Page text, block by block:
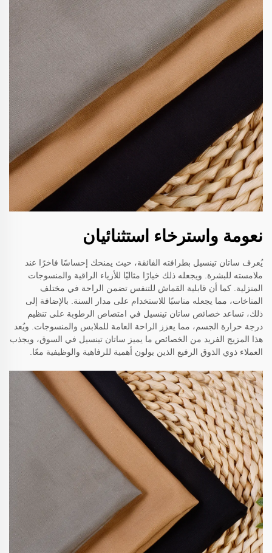
نعومة واسترخاء استثنائيان
يُعرف ساتان تينسيل بطرافته الفائقة، حيث يمنحك إحساسًا فاخرًا عند
ملامسته للبشرة. ويجعله ذلك خيارًا مثاليًا للأزياء الراقية والمنسوجات
المنزلية. كما أن قابلية القماش للتنفس تضمن الراحة في مختلف
المناخات، مما يجعله مناسبًا للاستخدام على مدار السنة. بالإضافة إلى
ذلك، تساعد خصائص ساتان تينسيل في امتصاص الرطوبة على تنظيم
درجة حرارة الجسم، مما يعزز الراحة العامة للملابس والمنسوجات. ويُعد
هذا المزيج الفريد من الخصائص ما يميز ساتان تينسيل في السوق، ويجذب
العملاء ذوي الذوق الرفيع الذين يولون أهمية للرفاهية والوظيفية معًا.